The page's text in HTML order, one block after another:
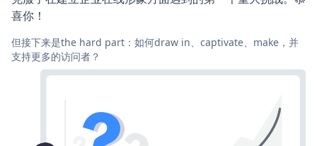
喜你！
但接下来是the hard part：如何draw in、captivate、make，并
支持更多的访问者？